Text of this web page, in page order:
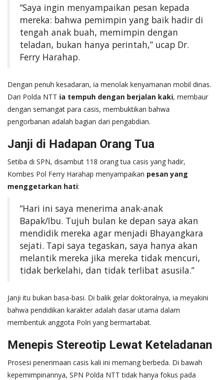
“Saya ingin menyampaikan pesan kepada
mereka: bahwa pemimpin yang baik hadir di
tengah anak buah, memimpin dengan
teladan, bukan hanya perintah,” ucap Dr.
Ferry Harahap.
Dengan penuh kesadaran, ia menolak kenyamanan mobil dinas.
Dari Polda NTT ia tempuh dengan berjalan kaki, membaur
dengan semangat para casis, membuktikan bahwa
pengorbanan adalah bagian dari pengabdian.
Janji di Hadapan Orang Tua
Setiba di SPN, disambut 118 orang tua casis yang hadir,
Kombes Pol Ferry Harahap menyampaikan pesan yang
menggetarkan hati:
“Hari ini saya menerima anak-anak
Bapak/Ibu. Tujuh bulan ke depan saya akan
mendidik mereka agar menjadi Bhayangkara
sejati. Tapi saya tegaskan, saya hanya akan
melantik mereka jika mereka tidak mencuri,
tidak berkelahi, dan tidak terlibat asusila.”
Janji itu bukan basa-basi. Di balik gelar doktoralnya, ia meyakini
bahwa pendidikan karakter adalah dasar utama dalam
membentuk anggota Polri yang bermartabat.
Menepis Stereotip Lewat Keteladanan
Prosesi penerimaan casis kali ini memang berbeda. Di bawah
kepemimpinannya, SPN Polda NTT tidak hanya fokus pada